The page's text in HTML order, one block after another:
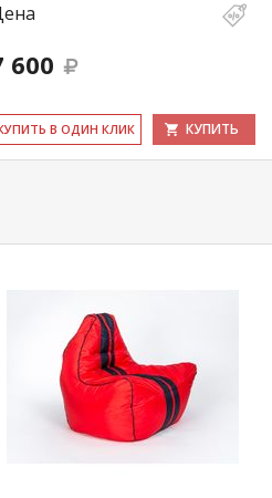
600
В ОДИН КЛИК КУПИТЬ